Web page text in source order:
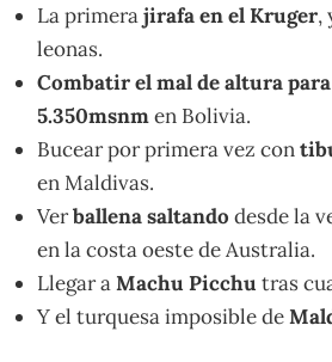
La primerajirafa en el Kruger,
leonas.
Combatir el mal de altura
5.350msnmen Bolivia.
Bucear por primera vez con
en Maldivas.
Verballena saltando desde la
en la costa oeste de Australia.
Llegar aMachu Picchu tras
Y el turquesa imposible de